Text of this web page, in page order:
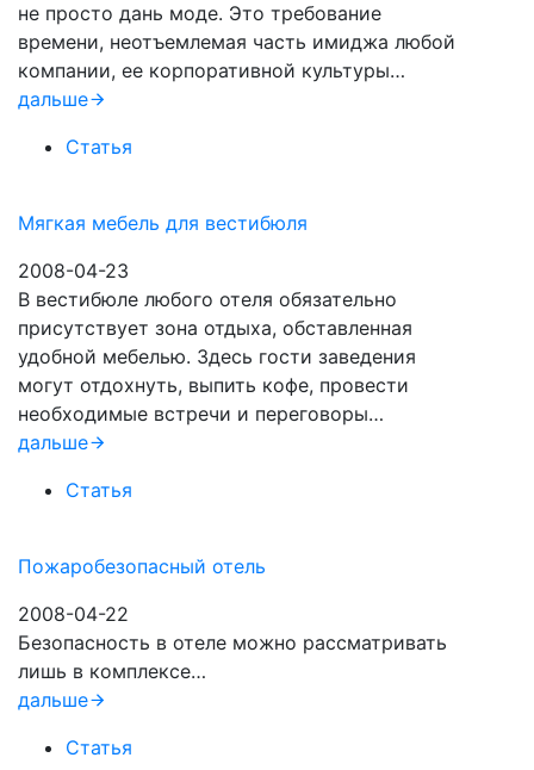
не просто дань моде. Это требование
времени, неотъемлемая часть имиджа любой
компании, ее корпоративной культуры…
дальше
Статья
Мягкая мебель для вестибюля
2008-04-23
В вестибюле любого отеля обязательно
присутствует зона отдыха, обставленная
удобной мебелью. Здесь гости заведения
могут отдохнуть, выпить кофе, провести
необходимые встречи и переговоры…
дальше
Статья
Пожаробезопасный отель
2008-04-22
Безопасность в отеле можно рассматривать
лишь в комплексе…
дальше
Статья